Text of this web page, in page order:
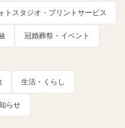
トスタジオ・プリントサービス
冠婚葬祭・イベント
生活・くらし
らせ